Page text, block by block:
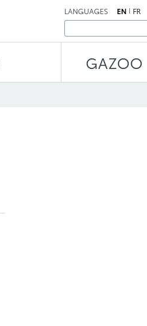
LANGUAGES EN FR
GAZOO